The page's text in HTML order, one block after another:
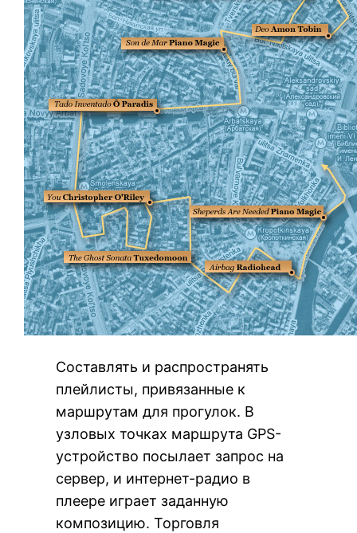
Составлять и распространять
плейлисты, привязанные к
маршрутам для прогулок. В
узловых точках маршрута GPS-
устройство посылает запрос на
сервер, и интернет-радио в
плеере играет заданную
композицию. Торговля